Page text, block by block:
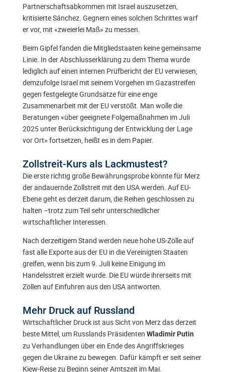
Partnerschaftsabkommen mit Israel auszusetzen,
kritisierte Sánchez. Gegnern eines solchen Schrittes warf
er vor, mit «zweierlei Maß» zu messen.
Beim Gipfel fanden die Mitgliedstaaten keine gemeinsame
Linie. In der Abschlusserklärung zu dem Thema wurde
lediglich auf einen internen Prüfbericht der EU verwiesen,
demzufolge Israel mit seinem Vorgehen im Gazastreifen
gegen festgelegte Grundsätze für eine enge
Zusammenarbeit mit der EU verstößt. Man wolle die
Beratungen «über geeignete Folgemaßnahmen im Juli
2025 unter Berücksichtigung der Entwicklung der Lage
vor Ort» fortsetzen, heißt es in dem Papier.
Zollstreit-Kurs als Lackmustest?
Die erste richtig große Bewährungsprobe könnte für Merz
der andauernde Zollstreit mit den USA werden. Auf EU-
Ebene geht es derzeit darum, die Reihen geschlossen zu
halten –trotz zum Teil sehr unterschiedlicher
wirtschaftlicher Interessen.
Nach derzeitigem Stand werden neue hohe US-Zölle auf
fast alle Exporte aus der EU in die Vereinigten Staaten
greifen, wenn bis zum 9. Juli keine Einigung im
Handelsstreit erzielt wurde. Die EU würde ihrerseits mit
Zöllen auf Einfuhren aus den USA antworten.
Mehr Druck auf Russland
Wirtschaftlicher Druck ist aus Sicht von Merz das derzeit
beste Mittel, um Russlands Präsidenten Wladimir Putin
zu Verhandlungen über ein Ende des Angriffskrieges
gegen die Ukraine zu bewegen. Dafür kämpft er seit seiner
Kiew-Reise zu Beginn seiner Amtszeit im Mai.